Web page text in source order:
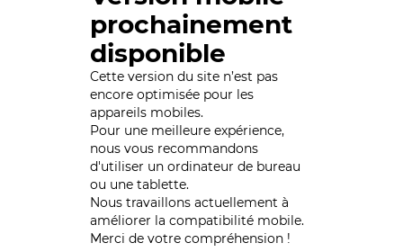
prochainement
disponible
Cette version du site n’est pas
encore optimisée pour les
appareils mobiles.
Pour une meilleure expérience,
nous vous recommandons
d'utiliser un ordinateur de bureau
ou une tablette.
Nous travaillons actuellement à
améliorer la compatibilité mobile.
Merci de votre compréhension !